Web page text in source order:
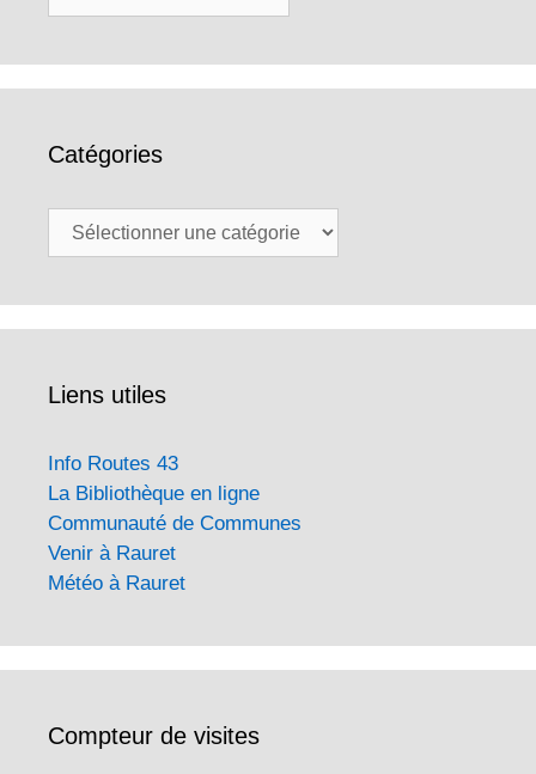
Catégories
Catégories
Liens utiles
Info Routes 43
La Bibliothèque en ligne
Communauté de Communes
Venir à Rauret
Météo à Rauret
Compteur de visites